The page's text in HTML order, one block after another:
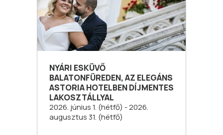
NYÁRI ESKÜVŐ
BALATONFÜREDEN, AZ ELEGÁNS
ASTORIA HOTELBEN DÍJMENTES
LAKOSZTÁLLYAL
2026. június 1. (hétfő) - 2026.
augusztus 31. (hétfő)